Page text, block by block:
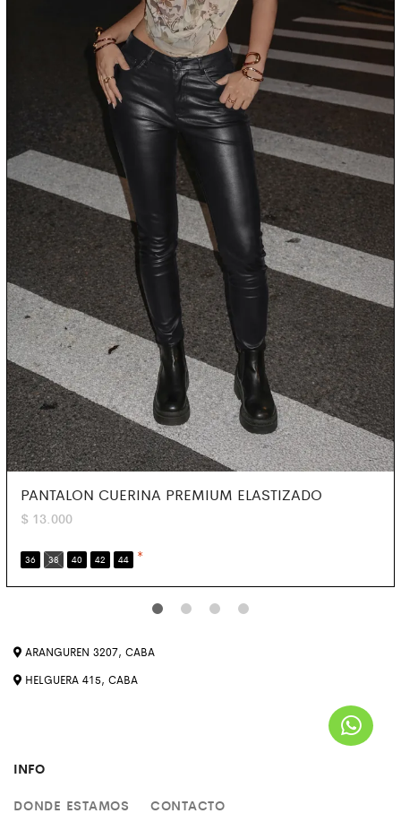
PANTALON CUERINA PREMIUM ELASTIZADO
$ 13.000
36 38 40 42 44 *
ARANGUREN 3207, CABA
HELGUERA 415, CABA
INFO
DONDE ESTAMOS CONTACTO